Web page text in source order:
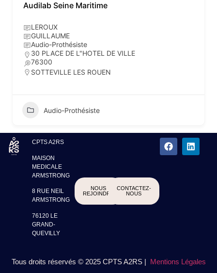
Audilab Seine Maritime
LEROUX
GUILLAUME
Audio-Prothésiste
30 PLACE DE L"HOTEL DE VILLE
76300
SOTTEVILLE LES ROUEN
Audio-Prothésiste
CPTS A2RS
MAISON
MEDICALE
ARMSTRONG
8 RUE NEIL
ARMSTRONG
76120 LE
GRAND-
QUEVILLY
NOUS
REJOINDRE
CONTACTEZ-
NOUS
Tous droits réservés © 2025 CPTS A2RS | Mentions Légales